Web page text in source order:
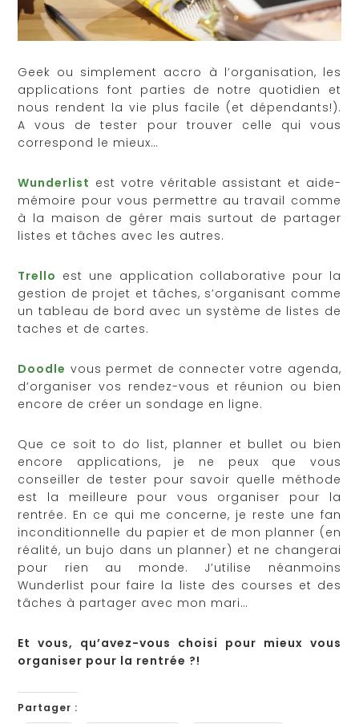
Geek ou simplement accro à l’organisation, les
applications font parties de notre quotidien et
nous rendent la vie plus facile (et dépendants!).
A vous de tester pour trouver celle qui vous
correspond le mieux…
Wunderlist est votre véritable assistant et aide-
mémoire pour vous permettre au travail comme
à la maison de gérer mais surtout de partager
listes et tâches avec les autres.
Trello est une application collaborative pour la
gestion de projet et tâches, s’organisant comme
un tableau de bord avec un système de listes de
taches et de cartes.
Doodle vous permet de connecter votre agenda,
d’organiser vos rendez-vous et réunion ou bien
encore de créer un sondage en ligne.
Que ce soit to do list, planner et bullet ou bien
encore applications, je ne peux que vous
conseiller de tester pour savoir quelle méthode
est la meilleure pour vous organiser pour la
rentrée. En ce qui me concerne, je reste une fan
inconditionnelle du papier et de mon planner (en
réalité, un bujo dans un planner) et ne changerai
pour rien au monde. J’utilise néanmoins
Wunderlist pour faire la liste des courses et des
tâches à partager avec mon mari…
Et vous, qu’avez-vous choisi pour mieux vous
organiser pour la rentrée ?!
Partager :